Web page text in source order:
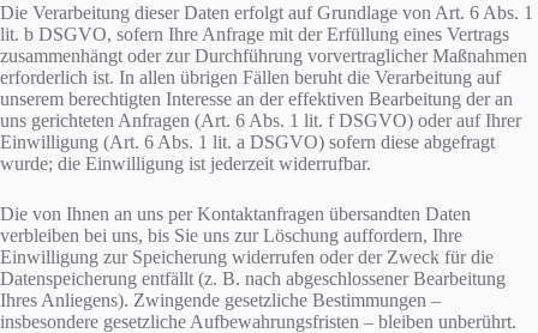
Die Verarbeitung dieser Daten erfolgt auf Grundlage von Art. 6 Abs. 1
lit. b DSGVO, sofern Ihre Anfrage mit der Erfüllung eines Vertrags
zusammenhängt oder zur Durchführung vorvertraglicher Maßnahmen
erforderlich ist. In allen übrigen Fällen beruht die Verarbeitung auf
unserem berechtigten Interesse an der effektiven Bearbeitung der an
uns gerichteten Anfragen (Art. 6 Abs. 1 lit. f DSGVO) oder auf Ihrer
Einwilligung (Art. 6 Abs. 1 lit. a DSGVO) sofern diese abgefragt
wurde; die Einwilligung ist jederzeit widerrufbar.
Die von Ihnen an uns per Kontaktanfragen übersandten Daten
verbleiben bei uns, bis Sie uns zur Löschung auffordern, Ihre
Einwilligung zur Speicherung widerrufen oder der Zweck für die
Datenspeicherung entfällt (z. B. nach abgeschlossener Bearbeitung
Ihres Anliegens). Zwingende gesetzliche Bestimmungen –
insbesondere gesetzliche Aufbewahrungsfristen – bleiben unberührt.